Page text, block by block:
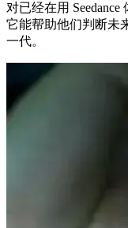
对已经在用
它能帮助他们判断未
一代。